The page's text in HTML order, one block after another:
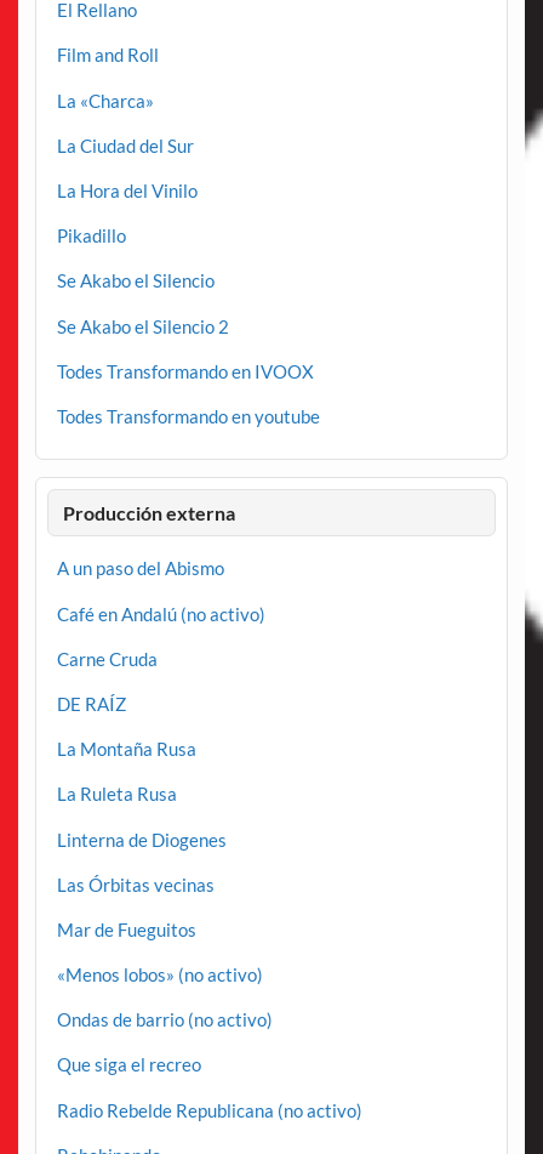
El Rellano
Film and Roll
La «Charca»
La Ciudad del Sur
La Hora del Vinilo
Pikadillo
Se Akabo el Silencio
Se Akabo el Silencio 2
Todes Transformando en IVOOX
Todes Transformando en youtube
Producción externa
A un paso del Abismo
Café en Andalú (no activo)
Carne Cruda
DE RAÍZ
La Montaña Rusa
La Ruleta Rusa
Linterna de Diogenes
Las Órbitas vecinas
Mar de Fueguitos
«Menos lobos» (no activo)
Ondas de barrio (no activo)
Que siga el recreo
Radio Rebelde Republicana (no activo)